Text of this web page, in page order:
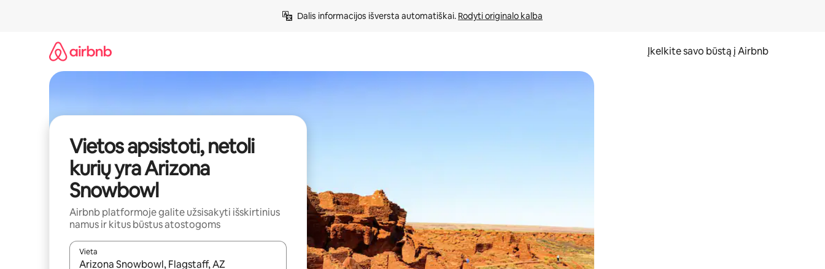
Dalis informacijos išversta automatiškai. Rodyti originalo kalba
Įkelkite savo būstą į Airbnb
Vietos apsistoti, netoli
kurių yra Arizona
Snowbowl
Airbnb platformoje galite užsisakyti išskirtinius
namus ir kitus būstus atostogoms
Vieta
Kai pasirodys paieškos rezultatai, juos naršyti galite naudodami rodykles aukštyn ir žemyn arba liesdami ir braukdami per ekraną.